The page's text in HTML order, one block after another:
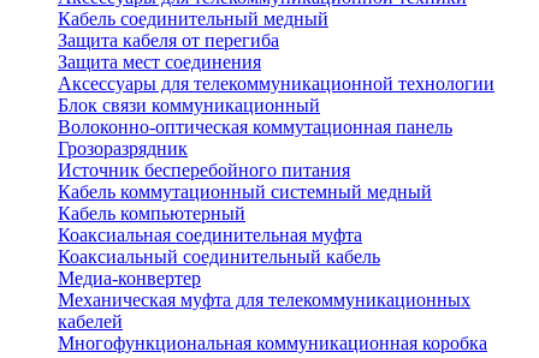
Кабель соединительный медный
Защита кабеля от перегиба
Защита мест соединения
Аксессуары для телекоммуникационной технологии
Блок связи коммуникационный
Волоконно-оптическая коммутационная панель
Грозоразрядник
Источник бесперебойного питания
Кабель коммутационный системный медный
Кабель компьютерный
Коаксиальная соединительная муфта
Коаксиальный соединительный кабель
Медиа-конвертер
Механическая муфта для телекоммуникационных
кабелей
Многофункциональная коммуникационная коробка